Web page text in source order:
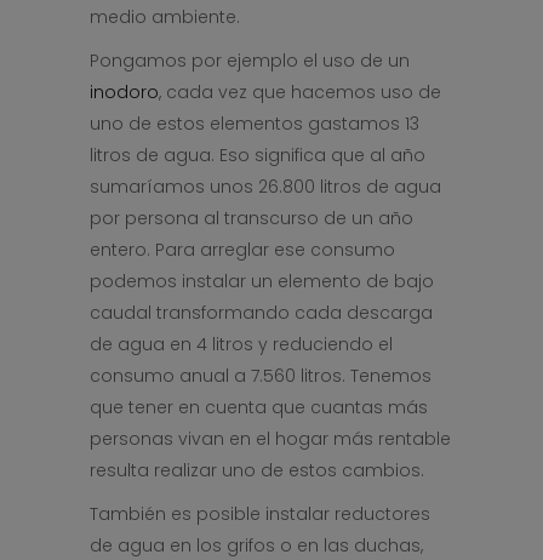
medio ambiente.
Pongamos por ejemplo el uso de un
inodoro, cada vez que hacemos uso de
uno de estos elementos gastamos 13
litros de agua. Eso significa que al año
sumaríamos unos 26.800 litros de agua
por persona al transcurso de un año
entero. Para arreglar ese consumo
podemos instalar un elemento de bajo
caudal transformando cada descarga
de agua en 4 litros y reduciendo el
consumo anual a 7.560 litros. Tenemos
que tener en cuenta que cuantas más
personas vivan en el hogar más rentable
resulta realizar uno de estos cambios.
También es posible instalar reductores
de agua en los grifos o en las duchas,